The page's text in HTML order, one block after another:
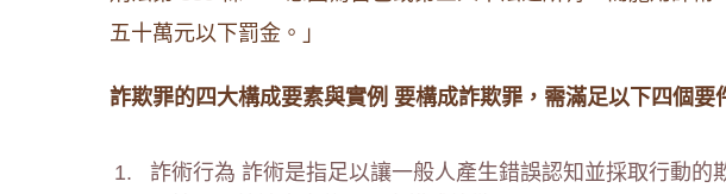
五十萬元以下罰金。」
詐欺罪的四大構成要素與實例 要構成詐欺罪，需滿足以下四個要
詐術行為 詐術是指足以讓一般人產生錯誤認知並採取行動